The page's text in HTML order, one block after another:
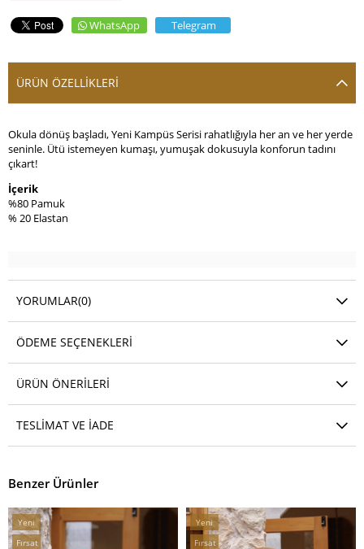
WhatsApp Telegram
ÜRÜN ÖZELLIKLERI
Okula dönüş başladı, Yeni Kampüs Serisi rahatlığıyla her an ve her yerde
seninle. Ütü istemeyen kumaşı, yumuşak dokusuyla konforun tadını
çıkart!
İçerik
%80 Pamuk
% 20 Elastan
YORUMLAR(0)
ÖDEME SEÇENEKLERI
ÜRÜN ÖNERILERI
TESLIMAT VE İADE
Benzer Ürünler
Yeni
Ürün
Fırsat
Yeni
Ürün
Fırsat